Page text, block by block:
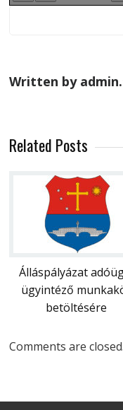
Written by
Related Posts
Álláspályázat
ügyintéző
betöltésére
Comments are closed.